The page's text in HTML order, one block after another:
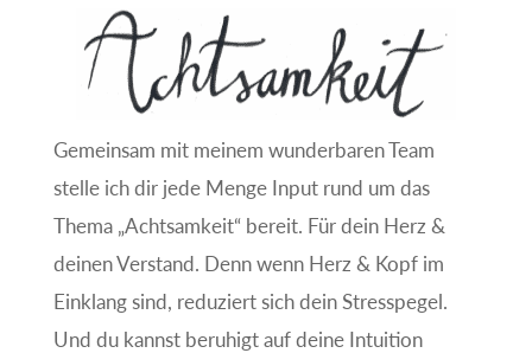
Gemeinsam mit meinem wunderbaren Team
stelle ich dir jede Menge Input rund um das
Thema „Achtsamkeit“ bereit. Für dein Herz &
deinen Verstand. Denn wenn Herz & Kopf im
Einklang sind, reduziert sich dein Stresspegel.
Und du kannst beruhigt auf deine Intuition